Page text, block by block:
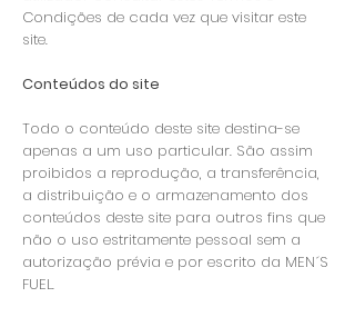
Condições de cada vez que visitar este
site.
Conteúdos do site
Todo o conteúdo deste site destina-se
apenas a um uso particular. São assim
proibidos a reprodução, a transferência,
a distribuição e o armazenamento dos
conteúdos deste site para outros fins que
não o uso estritamente pessoal sem a
autorização prévia e por escrito da MEN´S
FUEL.